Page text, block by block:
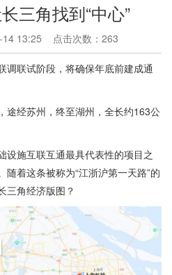
三角找到“中心”
14 13:25 点击次数：263
调联试阶段，将确保年底前建成通
途经苏州，终至湖州，全长约163公
设施互联互通最具代表性的项目之
着这条被称为“江浙沪第一天路”的
三角经济版图？